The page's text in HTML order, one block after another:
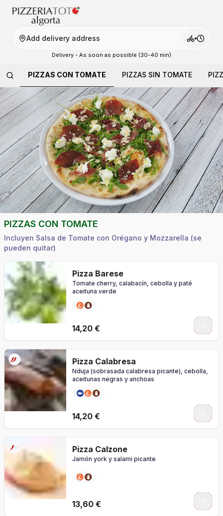
Add delivery address
Delivery - As soon as possible (30-40 min)
PIZZAS CON TOMATE PIZZAS SIN TOMATE
PIZZAS CON TOMATE
Incluyen Salsa de Tomate con Orégano y Mozzarella (se
pueden quitar)
Pizza Barese
Tomate cherry, calabacín, cebolla y paté
aceituna verde
14,20 €
Pizza Calabresa
Nduja (sobrasada calabresa picante), cebolla,
aceitunas negras y anchoas
14,20 €
Pizza Calzone
Jamón york y salami picante
13,60 €